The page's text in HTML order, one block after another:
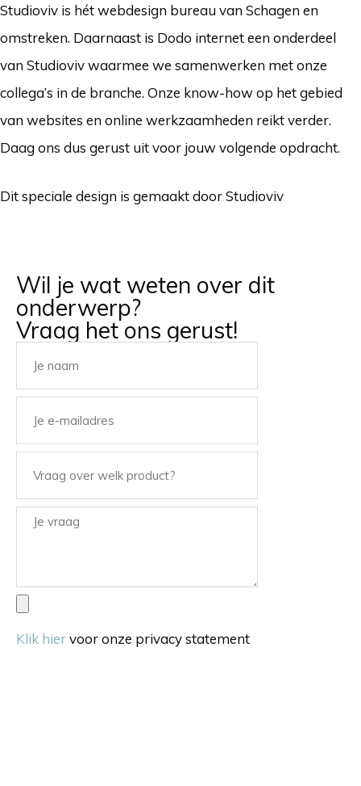
Studioviv is hét webdesign bureau van Schagen en
omstreken. Daarnaast is Dodo internet een onderdeel
van Studioviv waarmee we samenwerken met onze
collega’s in de branche. Onze know-how op het gebied
van websites en online werkzaamheden reikt verder.
Daag ons dus gerust uit voor jouw volgende opdracht.
Dit speciale design is gemaakt door Studioviv
Wil je wat weten over dit
onderwerp?
Vraag het ons gerust!
Klik hiervoor onze privacy statement